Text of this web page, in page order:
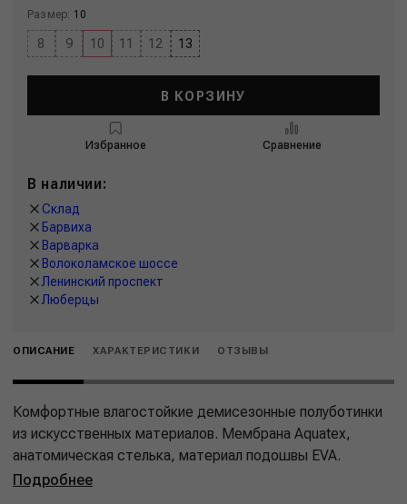
Размер: 10
8 9 10 11 12 13
В КОРЗИНУ
Избранное Сравнение
В наличии:
Склад
Барвиха
Варварка
Волоколамское шоссе
Ленинский проспект
Люберцы
ОПИСАНИЕ ХАРАКТЕРИСТИКИ ОТЗЫВЫ
Комфортные влагостойкие демисезонные полуботинки
из искусственных материалов. Мембрана Aquatex,
анатомическая стелька, материал подошвы EVA.
Подробнее